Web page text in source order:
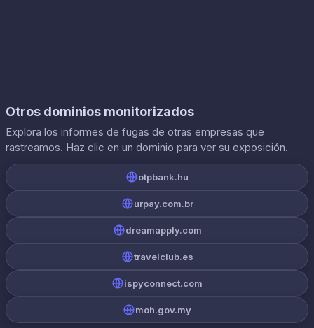
Otros dominios monitorizados
Explora los informes de fugas de otras empresas que
rastreamos. Haz clic en un dominio para ver su exposición.
otpbank.hu
urpay.com.br
dreamapply.com
travelclub.es
ispyconnect.com
moh.gov.my